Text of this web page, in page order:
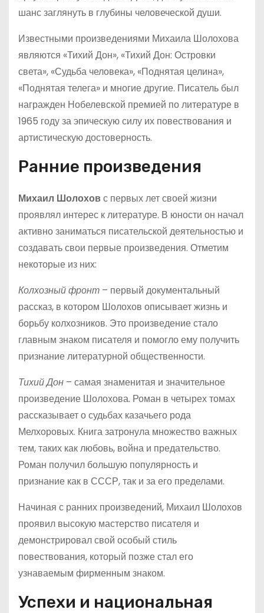
шанс заглянуть в глубины человеческой души.
Известными произведениями Михаила Шолохова
являются «Тихий Дон», «Тихий Дон: Островки
света», «Судьба человека», «Поднятая целина»,
«Поднятая телега» и многие другие. Писатель был
награжден Нобелевской премией по литературе в
1965 году за эпическую силу их повествования и
артистическую достоверность.
Ранние произведения
Михаил Шолоховс первых лет своей жизни
проявлял интерес к литературе. В юности он начал
активно заниматься писательской деятельностью и
создавать свои первые произведения. Отметим
некоторые из них:
Колхозный фронт – первый документальный
рассказ, в котором Шолохов описывает жизнь и
борьбу колхозников. Это произведение стало
главным знаком писателя и помогло ему получить
признание литературной общественности.
Тихий Дон – самая знаменитая и значительное
произведение Шолохова. Роман в четырех томах
рассказывает о судьбах казачьего рода
Мелхоровых. Книга затронула множество важных
тем, таких как любовь, война и предательство.
Роман получил большую популярность и
признание как в СССР, так и за его пределами.
Начиная с ранних произведений, Михаил Шолохов
проявил высокую мастерство писателя и
демонстрировал свой особый стиль
повествования, который позже стал его
узнаваемым фирменным знаком.
Успехи и национальная